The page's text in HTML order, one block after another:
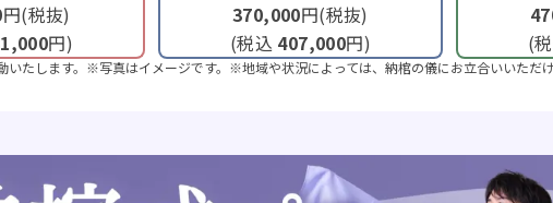
円(税抜)
円)
370,000円(税抜)
(税込 407,000円)
(
たします。※写真はイメージです。※地域や状況によっては、納棺の儀にお立合いいただけ